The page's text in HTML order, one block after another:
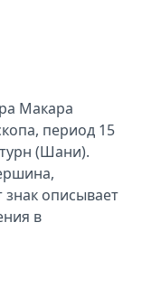
Макара
период 15
(Шани).
знак описывает
в